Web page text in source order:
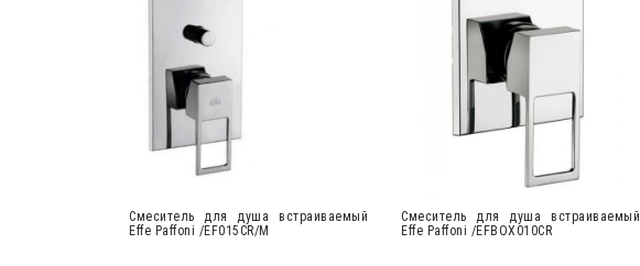
Cмеситель для душа встраиваемый
Effe Paffoni /EF015CR/M
Cмеситель для душа встраиваемый
Effe Paffoni /EFBOX010CR